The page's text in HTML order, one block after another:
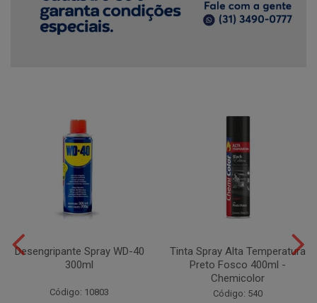
Desengripante Spray WD-40
300ml
Código: 10803
Tinta Spray Alta Temperatura
Preto Fosco 400ml -
Chemicolor
Código: 540